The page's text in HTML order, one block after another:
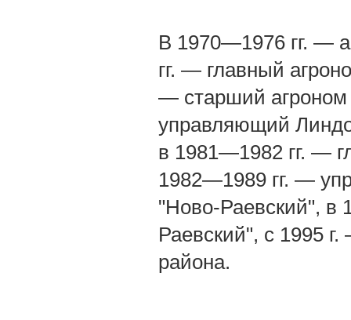
В 1970—1976 гг. —
гг. — главный
— старший агроном
управляющий
в 1981—1982 гг. —
1982—1989 гг. —
"Ново-Раевский", в
Раевский", с 1995
района.